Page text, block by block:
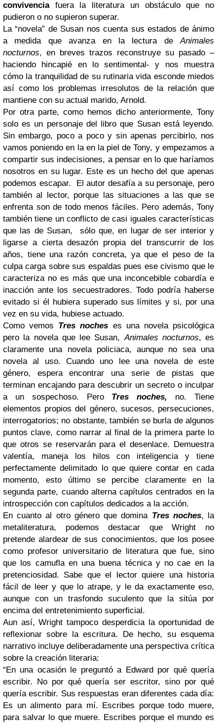
convivenciafuera la literatura un obstáculo que no
pudieron o no supieron superar.
La “novela” de Susan nos cuenta sus estados de ánimo
a medida que avanza en la lectura deAnimales
nocturnos, en breves trazos reconstruye su pasado –
haciendo hincapié en lo sentimental- y nos muestra
cómo la tranquilidad de su rutinaria vida esconde miedos
así como los problemas irresolutos de la relación que
mantiene con su actual marido, Arnold.
Por otra parte, como hemos dicho anteriormente, Tony
solo es un personaje del libro que Susan está leyendo.
Sin embargo, poco a poco y sin apenas percibirlo, nos
vamos poniendo en la en la piel de Tony, y empezamos a
compartir sus indecisiones, a pensar en lo que haríamos
nosotros en su lugar. Este es un hecho del que apenas
podemos escapar.
El autor desafía a su personaje, pero
también al lector, porque las situaciones a las que se
enfrenta son de todo menos fáciles. Pero además, Tony
también tiene un conflicto de casi iguales características
que las de Susan,
sólo que, en lugar de ser interior y
ligarse a cierta desazón propia del transcurrir de los
años, tiene una razón concreta, ya que el peso de la
culpa carga sobre sus espaldas pues ese civismo que le
caracteriza no es más que una inconcebible cobardía e
inacción ante los secuestradores. Todo podría haberse
evitado si él hubiera superado sus límites y si, por una
vez en su vida, hubiese actuado.
Como vemos Tres noches es una novela psicológica
pero la novela que lee Susan,Animales nocturnos, es
claramente una novela policiaca, aunque no sea una
novela al uso. Cuando uno lee una novela de este
género, espera encontrar una serie de pistas que
terminan encajando para descubrir un secreto o inculpar
a un sospechoso. Pero Tres noches, no. Tiene
elementos propios del género, sucesos, persecuciones,
interrogatorios; no obstante, también se burla de algunos
puntos clave, como narrar al final de la primera parte lo
que otros se reservarán para el desenlace. Demuestra
valentía, maneja los hilos con inteligencia y tiene
perfectamente delimitado lo que quiere contar en cada
momento, esto último se percibe claramente en la
segunda parte, cuando alterna capítulos centrados en la
introspección con capítulos dedicados a la acción.
En cuanto al otro género que domina Tres noches, la
metaliteratura, podemos destacar que Wright no
pretende alardear de sus conocimientos, que los posee
como profesor universitario de literatura que fue, sino
que los camufla en una buena técnica y no cae en la
pretenciosidad. Sabe que el lector quiere una historia
fácil de leer y que lo atrape, y le da exactamente eso,
aunque con un trasfondo suculento que la sitúa por
encima del entretenimiento superficial.
Aun así, Wright tampoco desperdicia la oportunidad de
reflexionar sobre la escritura. De hecho, su esquema
narrativo incluye deliberadamente una perspectiva crítica
sobre la creación literaria:
“En una ocasión le preguntó a Edward por qué quería
escribir. No por qué quería ser escritor, sino por qué
quería escribir. Sus respuestas eran diferentes cada día:
Es un alimento para mí. Escribes porque todo muere,
para salvar lo que muere. Escribes porque el mundo es